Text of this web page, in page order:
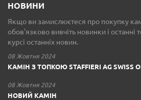
НОВИНИ
Якщо ви замислюєтеся про покупку
обов'язково вивчіть новинки і останні
курсі останніх новин.
08 Жовтня 2024
КАМІН З ТОПКОЮ STAFFIERI AG SWISS
08 Жовтня 2024
НОВИЙ КАМІН